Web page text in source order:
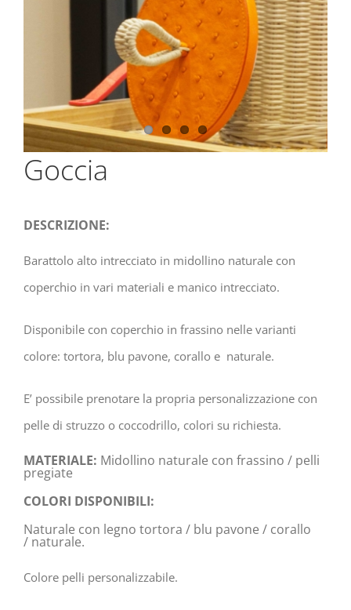
Goccia
DESCRIZIONE:
Barattolo alto intrecciato in midollino naturale con
coperchio in vari materiali e manico intrecciato.
Disponibile con coperchio in frassino nelle varianti
colore: tortora, blu pavone, corallo e naturale.
E’ possibile prenotare la propria personalizzazione con
pelle di struzzo o coccodrillo, colori su richiesta.
MATERIALE: Midollino naturale con frassino / pelli
pregiate
COLORI DISPONIBILI:
Naturale con legno tortora / blu pavone / corallo
/ naturale.
Colore pelli personalizzabile.